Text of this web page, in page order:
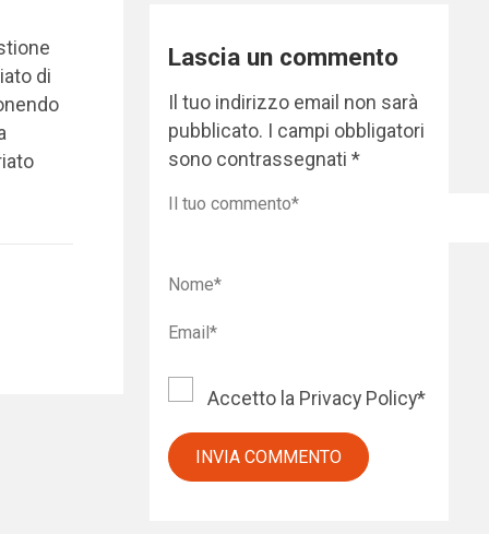
di
Lascia un commento
Il tuo indirizzo email non sarà
pubblicato.
I campi obbligatori
sono contrassegnati*
Accetto la Privacy Policy*